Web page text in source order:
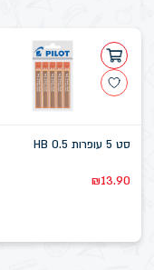
סט 5 עופרות 0.5 HB
₪13.90